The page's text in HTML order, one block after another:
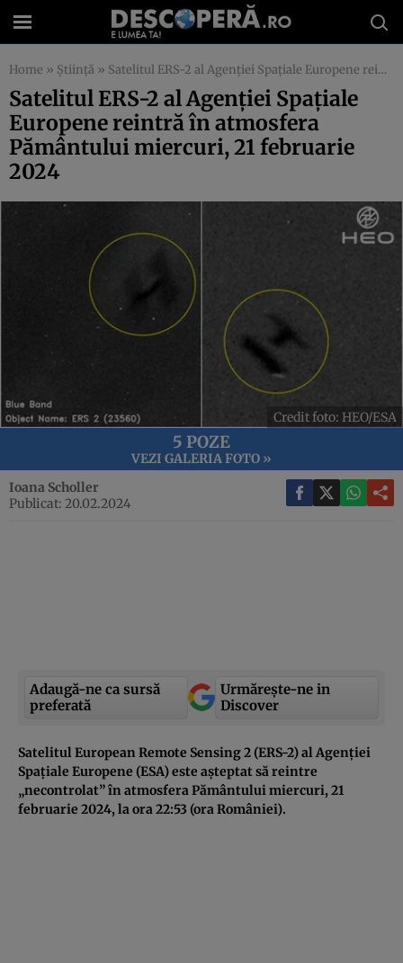
Home » Știință » Satelitul ERS-2 al Agenției Spațiale Europene reintră în atmosfera Pământului miercuri, 21 februarie 2024
Satelitul ERS-2 al Agenției Spațiale
Europene reintră în atmosfera
Pământului miercuri, 21 februarie
2024
Credit foto: HEO/ESA
5 POZE
VEZI GALERIA FOTO »
Ioana Scholler
Publicat: 20.02.2024
Adaugă-ne ca sursă
preferată
Urmărește-ne in
Discover
Satelitul European Remote Sensing 2 (ERS-2) al Agenției
Spațiale Europene (ESA) este așteptat să reintre
„necontrolat” în atmosfera Pământului miercuri, 21
februarie 2024, la ora 22:53 (ora României).